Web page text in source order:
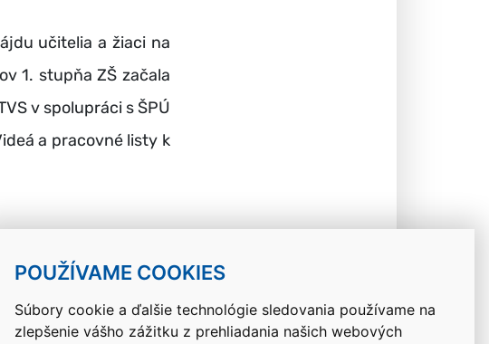
POUŽÍVAME COOKIES
Súbory cookie a ďalšie technológie sledovania používame na
zlepšenie vášho zážitku z prehliadania našich webových
učitelia a žiaci na
1. stupňa ZŠ začala
v spolupráci s ŠPÚ
a pracovné listy k